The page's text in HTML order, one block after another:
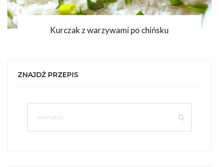
Kurczak z warzywami po chińsku
ZNAJDŹ PRZEPIS